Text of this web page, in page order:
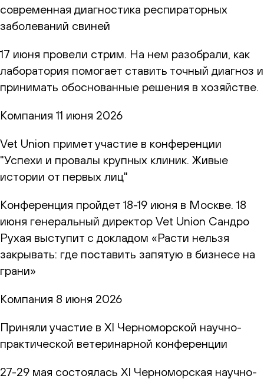
современная диагностика респираторных
заболеваний свиней
17 июня провели стрим. На нем разобрали, как
лаборатория помогает ставить точный диагноз и
принимать обоснованные решения в хозяйстве.
Компания 11 июня 2026
Vet Union примет участие в конференции
"Успехи и провалы крупных клиник. Живые
истории от первых лиц"
Конференция пройдет 18-19 июня в Москве. 18
июня генеральный директор Vet Union Сандро
Рухая выступит с докладом «Расти нельзя
закрывать: где поставить запятую в бизнесе на
грани»
Компания 8 июня 2026
Приняли участие в XI Черноморской научно-
практической ветеринарной конференции
27-29 мая состоялась XI Черноморская научно-